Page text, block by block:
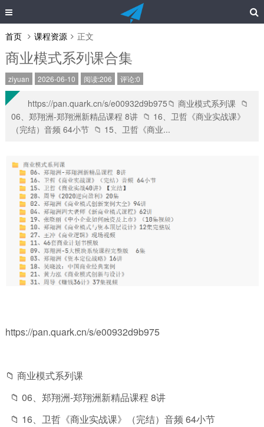
首页 课程资源 正文
商业模式系列课合集
ziyuan 2026-06-10 阅读:206 评论:0
https://pan.quark.cn/s/e00932d9b975📁 商业模式系列课 📁
06、郑翔洲-郑翔洲新精品课程 8讲 📁 16、卫哲《商业实战课》
（完结）音频 64小节 📁 15、卫哲《商业...
https://pan.quark.cn/s/e00932d9b975
📁 商业模式系列课
📁 06、郑翔洲-郑翔洲新精品课程 8讲
📁 16、卫哲《商业实战课》（完结）音频 64小节